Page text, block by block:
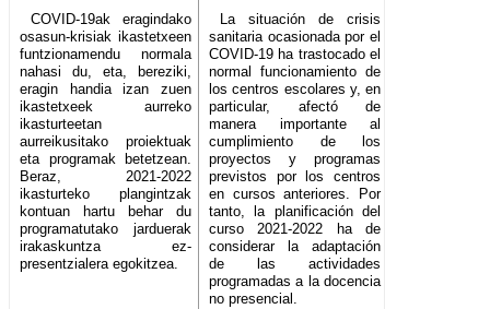
COVID-19ak eragindako
osasun-krisiak ikastetxeen
funtzionamendu normala
nahasi du, eta, bereziki,
eragin handia izan zuen
ikastetxeek aurreko
ikasturteetan
aurreikusitako proiektuak
eta programak betetzean.
Beraz, 2021-2022
ikasturteko plangintzak
kontuan hartu behar du
programatutako jarduerak
irakaskuntza ez-
presentzialera egokitzea.
La situación de crisis
sanitaria ocasionada por el
COVID-19 ha trastocado el
normal funcionamiento de
los centros escolares y, en
particular, afectó de
manera importante al
cumplimiento de los
proyectos y programas
previstos por los centros
en cursos anteriores. Por
tanto, la planificación del
curso 2021-2022 ha de
considerar la adaptación
de las actividades
programadas a la docencia
no presencial.